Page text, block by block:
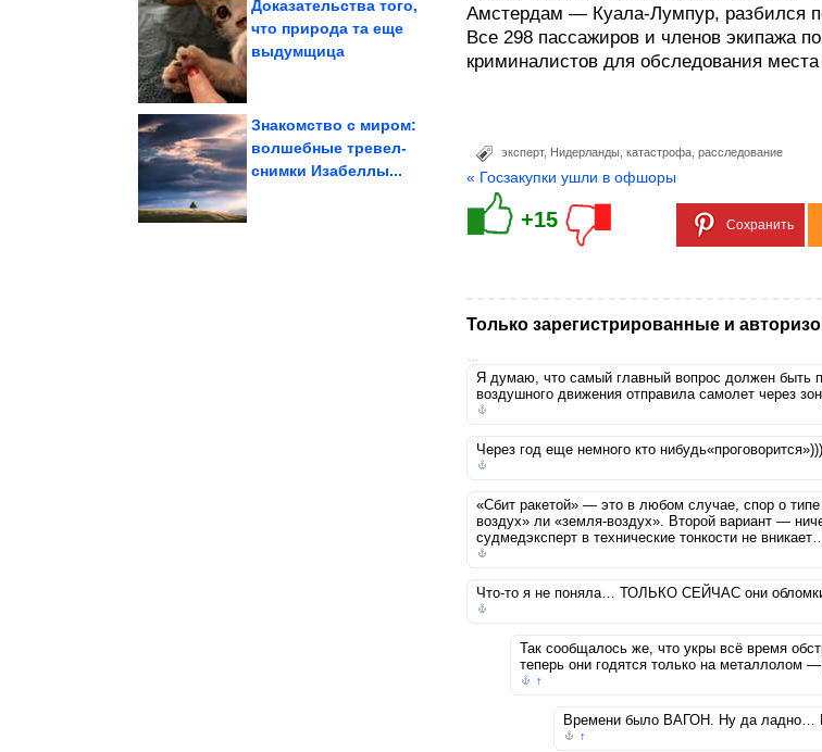
Приколы про алкоголь.
Доказательства того,
что природа та еще
выдумщица
секреты
Знакомство с миром:
волшебные тревел-
снимки Изабеллы...
Амстердам — Куала-Лумпур, разбился
Все 298 пассажиров и членов экипажа
криминалистов для обследования
эксперт, Нидерланды катастрофа расследование
« Госзакупки ушли в офшоры
+15 Сохранить
Только зарегистрированные и
Я думаю, что самый главный вопрос должен быть
воздушного движения отправила самолет через
Через год еще немного кто нибудь«проговорится»)))
«Сбит ракетой» — это в любом случае, спор о
воздух» ли «земля-воздух». Второй вариант —
судмедэксперт в технические тонкости не
Что-то я не поняла… ТОЛЬКО СЕЙЧАС они
Так сообщалось же, что укры всё время
теперь они годятся только на металлолом
↑
Времени было ВАГОН. Ну да ладно…
↑